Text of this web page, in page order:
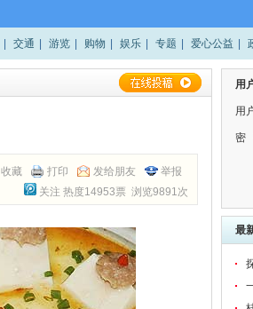
交通 游览 购物 娱乐 专题 爱心公益
收藏 打印 发给朋友 举报
关注 热度14953票 浏览9891次
用
用
密
最